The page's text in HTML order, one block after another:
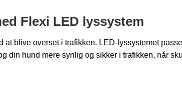
Flexi LED lyssystem
at blive overset i trafikken. LED-lyssystemet
din hund mere synlig og sikker i trafikken, når